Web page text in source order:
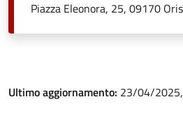
Piazza Eleonora, 25, 09170
Ultimo aggiornamento: 23/04/